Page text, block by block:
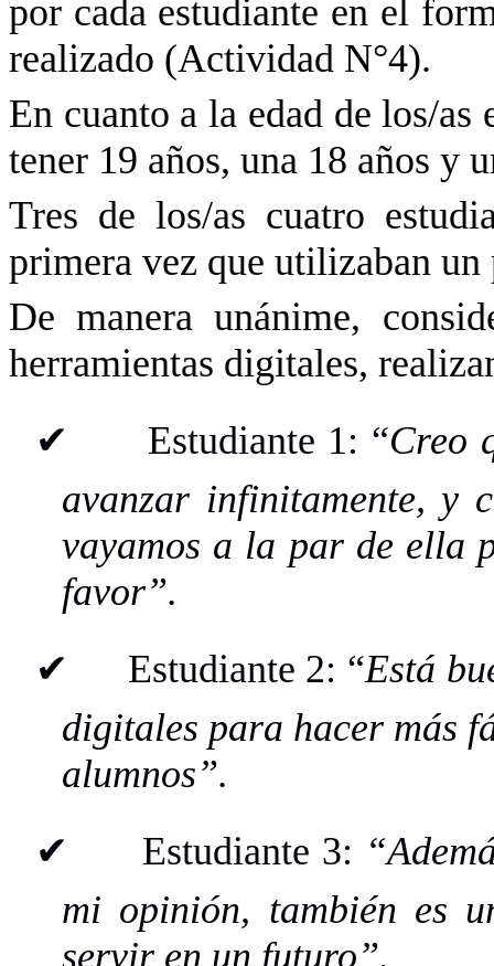
por cada estudiante en el
realizado (Actividad N°4).
En cuanto a la edad de los/as
tener 19 años, una 18 años y
Tres de los/as cuatro
primera vez que utilizaban
De manera unánime,
herramientas digitales,
✔ Estudiante 1: “Creo
avanzar infinitamente, y
vayamos a la par de ella
favor”.
✔ Estudiante 2: “Está
digitales para hacer más
alumnos”.
✔ Estudiante 3:
mi opinión, también es
servir en un futuro”.